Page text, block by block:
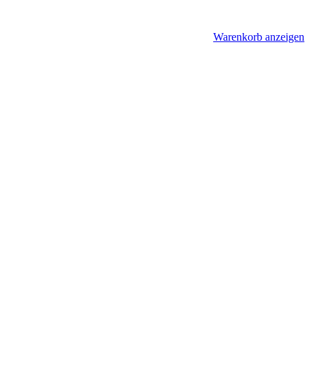
Warenkorb anzeigen